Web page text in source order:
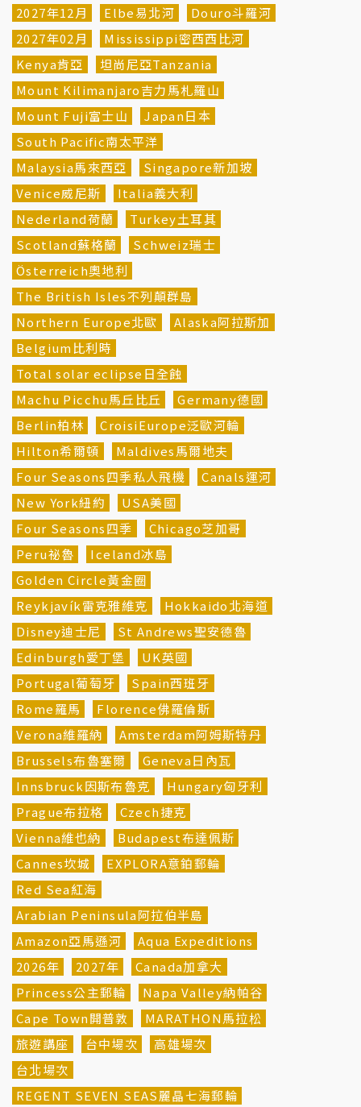
2027年12月
Elbe易北河
Douro斗羅河
2027年02月
Mississippi密西西比河
Kenya肯亞
坦尚尼亞Tanzania
Mount Kilimanjaro吉力馬札羅山
Mount Fuji富士山
Japan日本
South Pacific南太平洋
Malaysia馬來西亞
Singapore新加坡
Venice威尼斯
Italia義大利
Nederland荷蘭
Turkey土耳其
Scotland蘇格蘭
Schweiz瑞士
Österreich奧地利
The British Isles不列顛群島
Northern Europe北歐
Alaska阿拉斯加
Belgium比利時
Total solar eclipse日全蝕
Machu Picchu馬丘比丘
Germany德國
Berlin柏林
CroisiEurope泛歐河輪
Hilton希爾頓
Maldives馬爾地夫
Four Seasons四季私人飛機
Canals運河
New York紐約
USA美國
Four Seasons四季
Chicago芝加哥
Peru祕魯
Iceland冰島
Golden Circle黃金圈
Reykjavík雷克雅維克
Hokkaido北海道
Disney迪士尼
St Andrews聖安德魯
Edinburgh愛丁堡
UK英國
Portugal葡萄牙
Spain西班牙
Rome羅馬
Florence佛羅倫斯
Verona維羅納
Amsterdam阿姆斯特丹
Brussels布魯塞爾
Geneva日內瓦
Innsbruck因斯布魯克
Hungary匈牙利
Prague布拉格
Czech捷克
Vienna維也納
Budapest布達佩斯
Cannes坎城
EXPLORA意鉑郵輪
Red Sea紅海
Arabian Peninsula阿拉伯半島
Amazon亞馬遜河
Aqua Expeditions
2026年
2027年
Canada加拿大
Princess公主郵輪
Napa Valley納帕谷
Cape Town開普敦
MARATHON馬拉松
旅遊講座
台中場次
高雄場次
台北場次
REGENT SEVEN SEAS麗晶七海郵輪